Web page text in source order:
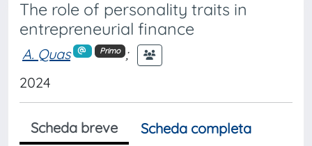
The role of personality traits in
entrepreneurial finance
A. Quas Primo
;
2024
Scheda breve
Scheda completa